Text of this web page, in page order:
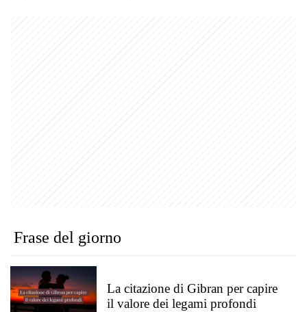
Frase del giorno
La citazione di Gibran per capire
il valore dei legami profondi